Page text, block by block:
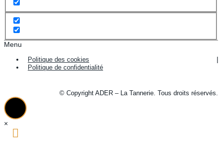
Menu
Politique des cookies
Politique de confidentialité
© Copyright ADER – La Tannerie. Tous droits réservés.
×